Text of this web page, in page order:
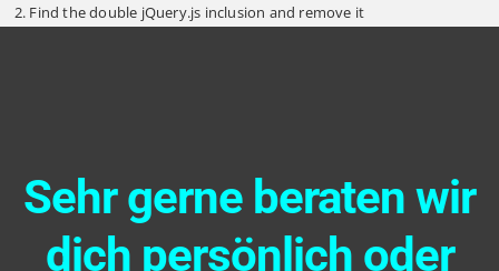
2. Find the double jQuery.js inclusion and remove it
Sehr gerne beraten wir
dich persönlich oder